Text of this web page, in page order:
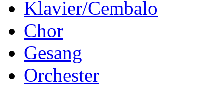
Klavier/Cembalo
Chor
Gesang
Orchester